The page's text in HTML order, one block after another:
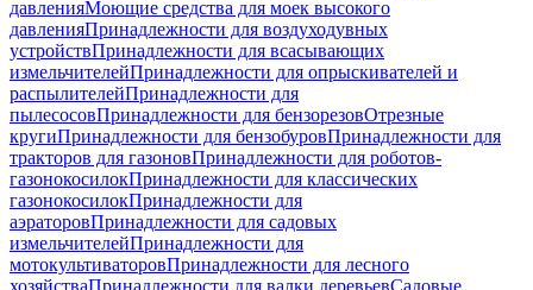
давленияМоющие средства для моек высокого
давленияПринадлежности для воздуходувных
устройствПринадлежности для всасывающих
измельчителейПринадлежности для опрыскивателей и
распылителейПринадлежности для
пылесосовПринадлежности для бензорезовОтрезные
кругиПринадлежности для бензобуровПринадлежности для
тракторов для газоновПринадлежности для роботов-
газонокосилокПринадлежности для классических
газонокосилокПринадлежности для
аэраторовПринадлежности для садовых
измельчителейПринадлежности для
мотокультиваторовПринадлежности для лесного
хозяйстваПринадлежности для валки деревьевСадовые